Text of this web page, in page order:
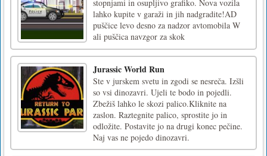
stopnjami in osupljivo grafiko. Nova vozila
lahko kupite v garaži in jih nadgradite!AD
puščice levo desno za nadzor avtomobila W
ali puščica navzgor za skok
Jurassic World Run
Ste v jurskem svetu in zgodi se nesreča. Izšli
so vsi dinozavri. Ujeli te bodo in pojedli.
Zbežiš lahko le skozi palico.Kliknite na
zaslon. Raztegnite palico, sprostite jo in
odložite. Postavite jo na drugi konec pečine.
Naj vas ne pojedo dinozavri.